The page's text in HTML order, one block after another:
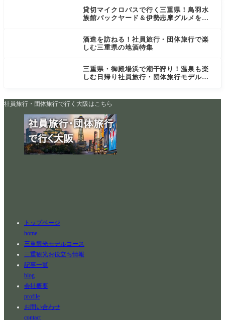
員旅行モデルコース
貸切マイクロバスで行く三重県！鳥羽水
族館バックヤード＆伊勢志摩グルメを堪
モデルコース
酒造を訪ねる！社員旅行・団体旅行で楽
しむ三重県の地酒特集
三重県・御殿場浜で潮干狩り！温泉も楽
しむ日帰り社員旅行・団体旅行モデルコ
社員旅行・団体旅行で行く大阪はこちら
トップページ
home
三重観光モデルコース
三重観光お役立ち情報
記事一覧
blog
会社概要
profile
お問い合わせ
contact